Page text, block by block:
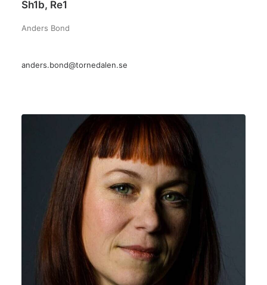
Sh1b, Re1
Anders Bond
anders.bond@tornedalen.se